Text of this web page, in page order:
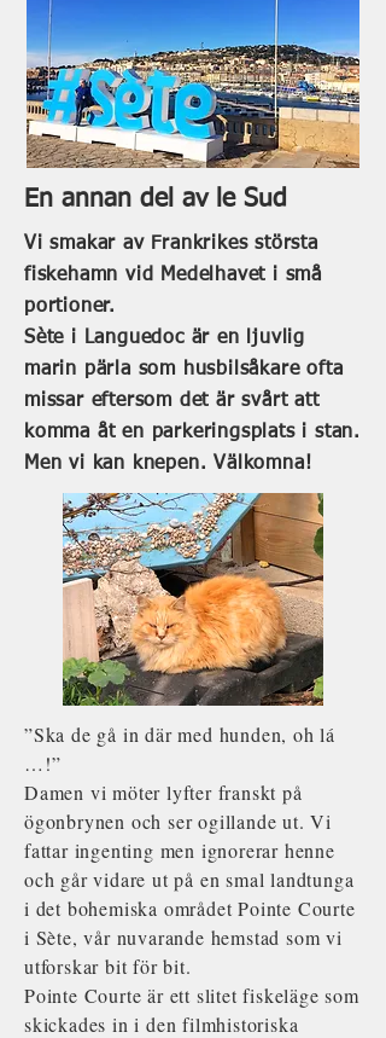
En annan del av le Sud
Vi smakar av Frankrikes största
fiskehamn vid Medelhavet i små
portioner.
Sète i Languedoc är en ljuvlig
marin pärla som husbilsåkare ofta
missar eftersom det är svårt att
komma åt en parkeringsplats i stan.
Men vi kan knepen. Välkomna!
”Ska de gå in där med hunden, oh lá
…!”
Damen vi möter lyfter franskt på
ögonbrynen och ser ogillande ut. Vi
fattar ingenting men ignorerar henne
och går vidare ut på en smal landtunga
i det bohemiska området Pointe Courte
i Sète, vår nuvarande hemstad som vi
utforskar bit för bit.
Pointe Courte är ett slitet fiskeläge som
skickades in i den filmhistoriska